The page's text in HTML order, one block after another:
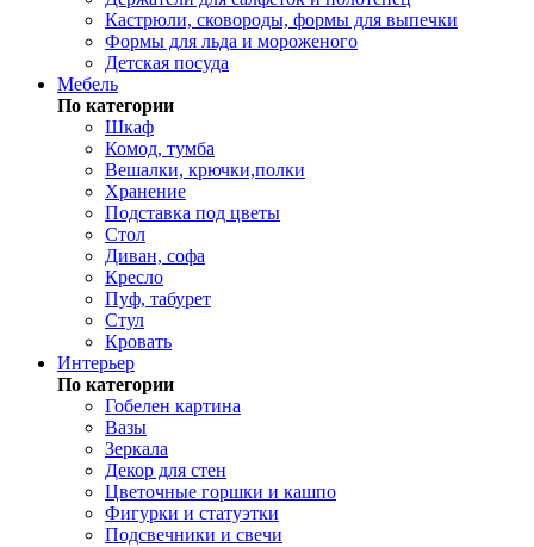
Кастрюли, сковороды, формы для выпечки
Формы для льда и мороженого
Детская посуда
Мебель
По категории
Шкаф
Комод, тумба
Вешалки, крючки,полки
Хранение
Подставка под цветы
Стол
Диван, софа
Кресло
Пуф, табурет
Стул
Кровать
Интерьер
По категории
Гобелен картина
Вазы
Зеркала
Декор для стен
Цветочные горшки и кашпо
Фигурки и статуэтки
Подсвечники и свечи